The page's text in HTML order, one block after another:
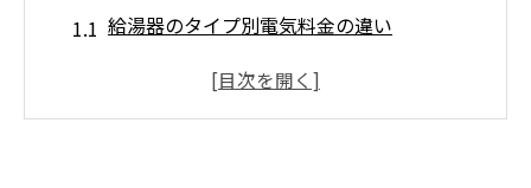
給湯器のタイプ別電気料金の違い
最新モデルの給湯器で電気料金を抑える